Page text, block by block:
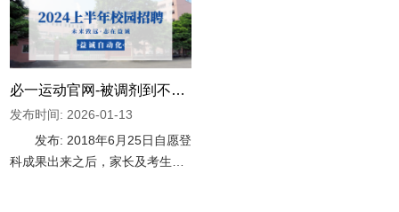
峥、周一围、王传君、谭卓、章
宇、杨新鸣、李乃文围读脚本之
后，最先一场园地排戏。像于话
剧舞台上，演员们都十分投
必一运动官网-被调剂到不喜欢的专业怎么办?要不要复读?
发布时间: 2026-01-13
发布: 2018年6月25日自愿登
科成果出来之后，家长及考生都